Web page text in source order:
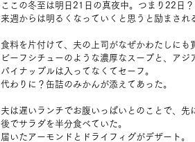
ここの冬至は明日21日の真夜中。つまり22日？
来週からは明るくなっていくと思うと励まされ
食料を片付けて、夫の上司がなぜかわたしにも
ビーフシチューのような濃厚なスープと、アジ
パイナップルは入ってなくてセーフ。
代わりに？缶詰のみかんが添えてあった。
夫は遅いランチでお腹いっぱいとのことで、先
後でサラダを半分食べていた。
届いたアーモンドとドライフィグがデザート。